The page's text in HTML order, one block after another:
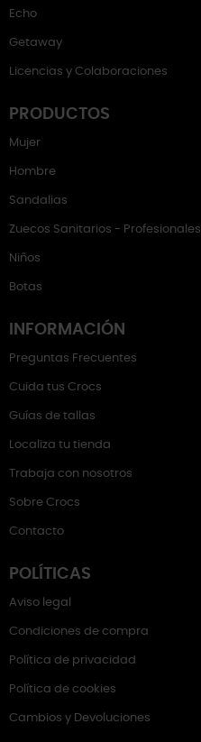
Echo
Getaway
Licencias y Colaboraciones
PRODUCTOS
Mujer
Hombre
Sandalias
Zuecos Sanitarios - Profesionales
Niños
Botas
INFORMACIÓN
Preguntas Frecuentes
Cuida tus Crocs
Guías de tallas
Localiza tu tienda
Trabaja con nosotros
Sobre Crocs
Contacto
POLÍTICAS
Aviso legal
Condiciones de compra
Política de privacidad
Política de cookies
Cambios y Devoluciones